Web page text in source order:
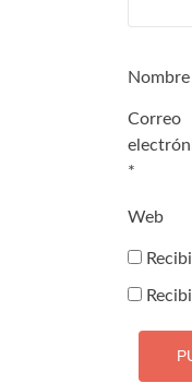
Nombre
Correo
*
Web